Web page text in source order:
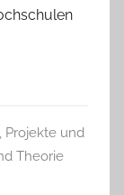
, Projekte und
Theorie